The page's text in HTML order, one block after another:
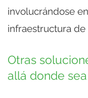
involucrándose
infraestructura de
Otras
allá donde